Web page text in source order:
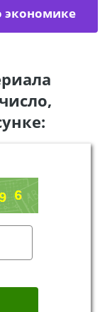
экономике